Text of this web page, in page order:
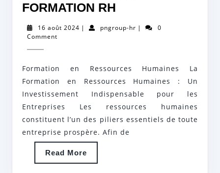
FORMATION RH
FORMATION
RH
16 août 2024 16| pngroup-hrpngroup-
|
0
Comment
Formation en Ressources Humaines La
Formation en Ressources Humaines : Un
Investissement Indispensable pour les
Entreprises Les ressources humaines
constituent l’un des piliers essentiels de toute
entreprise prospère. Afin de
Read More
More